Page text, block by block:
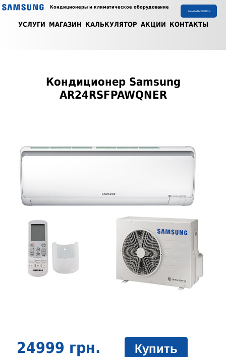
Кондиционеры и климатическое оборудование
ЗАКАЗАТЬ ЗВОНОК
УСЛУГИ МАГАЗИН КАЛЬКУЛЯТОР АКЦИИ КОНТАКТЫ
Кондиционер Samsung
AR24RSFPAWQNER
24999 грн. Купить